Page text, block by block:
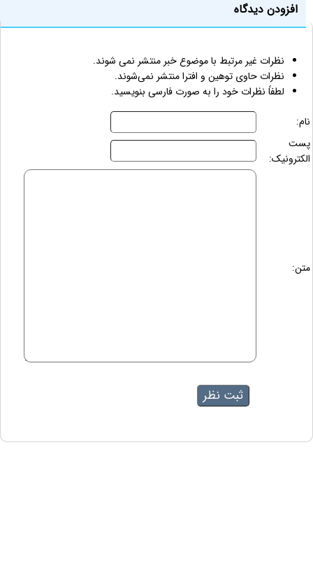
افزودن دیدگاه
نظرات غیر مرتبط با موضوع خبر منتشر نمی شوند.
نظرات حاوی توهین و افترا منتشر نمی‌شوند.
لطفاً نظرات خود را به صورت فارسی بنویسید.
نام:
پست
الکترونیک:
متن: